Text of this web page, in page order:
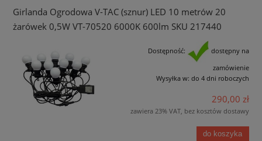
Girlanda Ogrodowa V-TAC (sznur) LED 10 metrów 20
żarówek 0,5W VT-70520 6000K 600lm SKU 217440
Dostępność:
dostępny na
zamówienie
Wysyłka w: do 4 dni roboczych
290,00 zł
zawiera 23% VAT, bez kosztów dostawy
do koszyka